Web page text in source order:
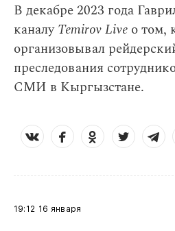
В декабре 2023 года
каналуTemirov Live о том,
организовывал
преследования
СМИ в Кыргызстане.
19:12 16 января